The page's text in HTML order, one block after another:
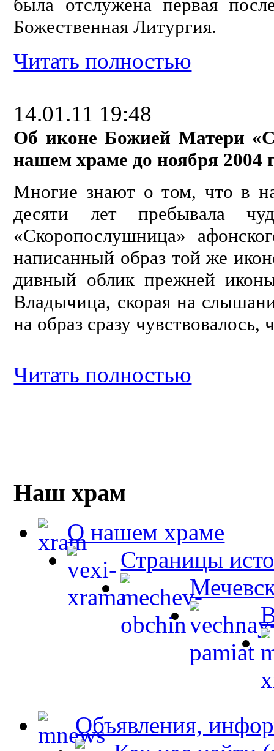
была отслужена первая
Божественная Литургия.
Читать полностью
14.01.11 19:48
Об иконе Божией Матери
нашем храме до ноября 2004
Многие знают о том, что в
десяти лет пребывала
«Скоропослушница»
написанный образ той же
дивный облик прежней
Владычица, скорая на
на образ сразу
Читать полностью
Наш храм
О нашем храме
Страницы
Объявления,